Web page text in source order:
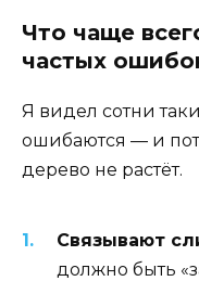
Что чаще
частых
Я видел сотни
ошибаются — и
дерево не растёт.
Связывают
должно быть